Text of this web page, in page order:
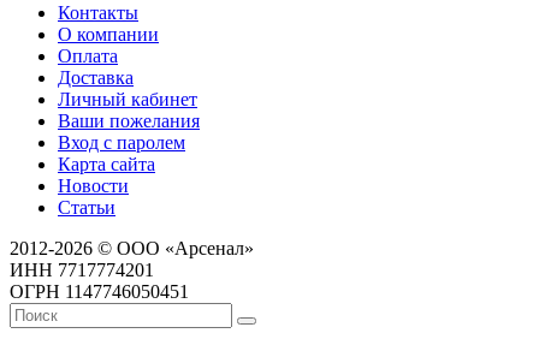
Контакты
О компании
Оплата
Доставка
Личный кабинет
Ваши пожелания
Вход с паролем
Карта сайта
Новости
Статьи
2012-2026 © ООО «Арсенал»
ИНН 7717774201
ОГРН 1147746050451